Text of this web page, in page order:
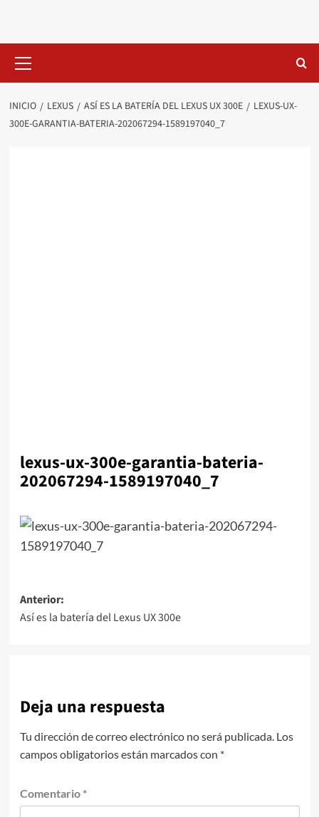
contenido
primario
INICIO LEXUS ASÍ ES LA BATERÍA DEL LEXUS UX 300E
LEXUS-UX-
300E-GARANTIA-BATERIA-202067294-1589197040_7
lexus-ux-300e-garantia-bateria-
202067294-1589197040_7
Navegación
de
Anterior:
Así es la batería del Lexus UX 300e
Deja una respuesta
Tu dirección de correo electrónico no será publicada. Los
campos obligatorios están marcados con *
Comentario *